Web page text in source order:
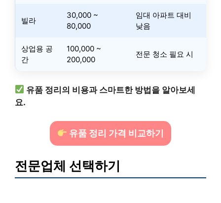
빌라
30,000 ~
80,000
임대 아파트 대비
낮음
상업용 공
간
100,000 ~
200,000
전문 청소 필요 시
유품 정리의 비용과 스마트한 방법을 알아보세
요.
유품 정리 가격 비교하기
전문업체 선택하기